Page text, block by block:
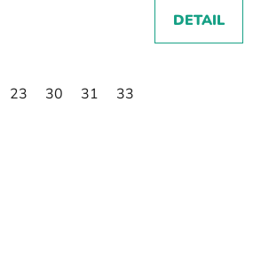
DETAIL
23 30 31 33